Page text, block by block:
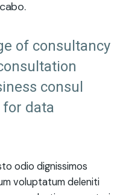
of consultancy
consul
data
odio dignissimos
voluptatum deleniti